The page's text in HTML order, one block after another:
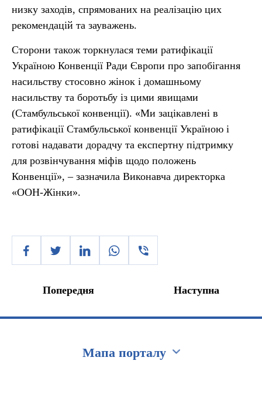
низку заходів, спрямованих на реалізацію цих
рекомендацій та зауважень.
Сторони також торкнулася теми ратифікації
Україною Конвенції Ради Європи про запобігання
насильству стосовно жінок і домашньому
насильству та боротьбу із цими явищами
(Стамбульської конвенції). «Ми зацікавлені в
ратифікації Стамбульської конвенції Україною і
готові надавати дорадчу та експертну підтримку
для розвінчування міфів щодо положень
Конвенції», – зазначила Виконавча директорка
«ООН-Жінки».
Попередня Наступна
Мапа порталу